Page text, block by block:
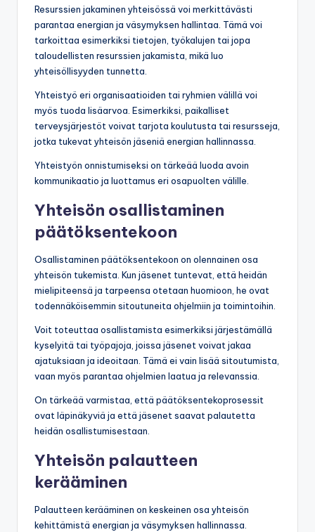
Resurssien jakaminen yhteisössä voi merkittävästi
parantaa energian ja väsymyksen hallintaa. Tämä voi
tarkoittaa esimerkiksi tietojen, työkalujen tai jopa
taloudellisten resurssien jakamista, mikä luo
yhteisöllisyyden tunnetta.
Yhteistyö eri organisaatioiden tai ryhmien välillä voi
myös tuoda lisäarvoa. Esimerkiksi, paikalliset
terveysjärjestöt voivat tarjota koulutusta tai resursseja,
jotka tukevat yhteisön jäseniä energian hallinnassa.
Yhteistyön onnistumiseksi on tärkeää luoda avoin
kommunikaatio ja luottamus eri osapuolten välille.
Yhteisön osallistaminen
päätöksentekoon
Osallistaminen päätöksentekoon on olennainen osa
yhteisön tukemista. Kun jäsenet tuntevat, että heidän
mielipiteensä ja tarpeensa otetaan huomioon, he ovat
todennäköisemmin sitoutuneita ohjelmiin ja toimintoihin.
Voit toteuttaa osallistamista esimerkiksi järjestämällä
kyselyitä tai työpajoja, joissa jäsenet voivat jakaa
ajatuksiaan ja ideoitaan. Tämä ei vain lisää sitoutumista,
vaan myös parantaa ohjelmien laatua ja relevanssia.
On tärkeää varmistaa, että päätöksentekoprosessit
ovat läpinäkyviä ja että jäsenet saavat palautetta
heidän osallistumisestaan.
Yhteisön palautteen
kerääminen
Palautteen kerääminen on keskeinen osa yhteisön
kehittämistä energian ja väsymyksen hallinnassa.